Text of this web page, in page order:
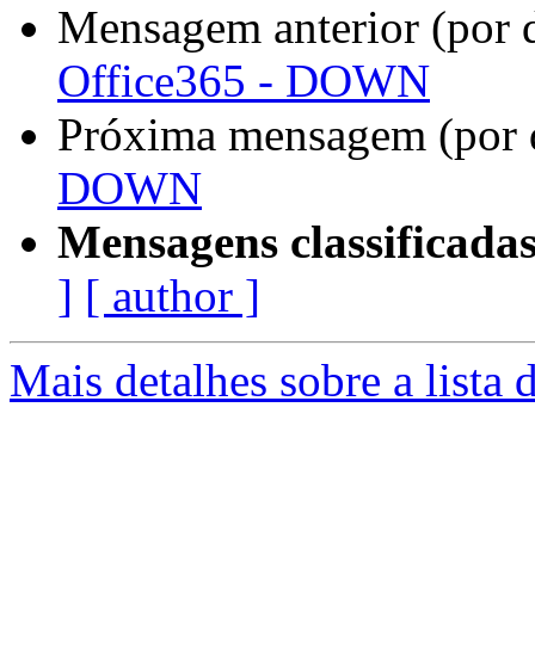
Mensagem anterior (por
Office365 - DOWN
Próxima mensagem
DOWN
Mensagens
] [ author ]
Mais detalhes sobre a lista